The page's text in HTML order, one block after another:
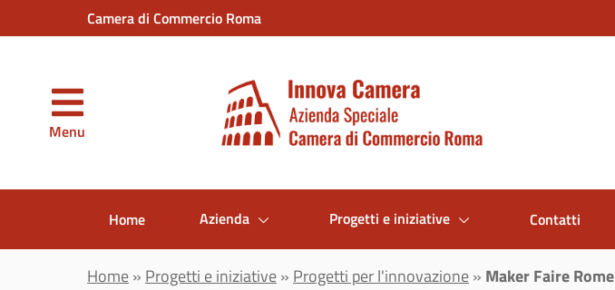
al contenuto principale
Camera di Commercio Roma
Menu
Home
Azienda Progetti e iniziative Contatti
Home» Progetti e iniziative» Progetti per l'innovazione» Maker Faire Rome